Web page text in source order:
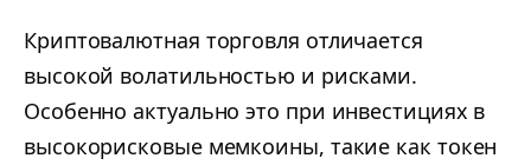
Криптовалютная торговля отличается
высокой волатильностью и рисками.
Особенно актуально это при инвестициях в
высокорисковые мемкоины, такие как токен